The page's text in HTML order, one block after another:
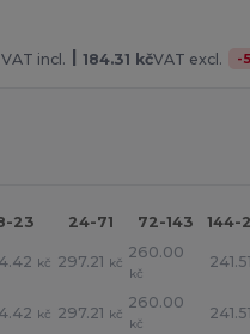
VAT incl. | 184.31 kčVAT excl. -
23 24-71 72-143 144-
kč 297.21 kč
260.00
kč
241.51
kč 297.21 kč
260.00
kč
241.51